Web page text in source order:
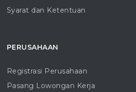
Syarat dan Ketentuan
PERUSAHAAN
Registrasi Perusahaan
Pasang Lowongan Kerja